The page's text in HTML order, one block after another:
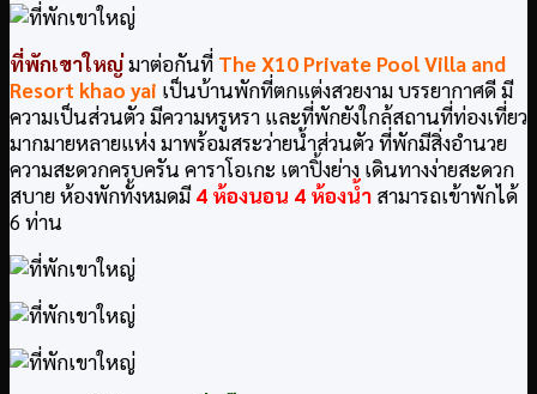
ที่พักเขาใหญ่มาต่อกันที่ The X10 Private Pool Villa and
Resort khao yai เป็นบ้านพักที่ตกแต่งสวยงาม บรรยากาศดี มี
ความเป็นส่วนตัว มีความหรูหรา และที่พักยังใกล้สถานที่ท่องเที่ยว
มากมายหลายแห่ง มาพร้อมสระว่ายน้ำส่วนตัว ที่พักมีสิ่งอำนวย
ความสะดวกครบครัน คาราโอเกะ เตาปิ้งย่าง เดินทางง่ายสะดวก
สบาย ห้องพักทั้งหมดมี4 ห้องนอน 4 ห้องน้ำ สามารถเข้าพักได้
6 ท่าน